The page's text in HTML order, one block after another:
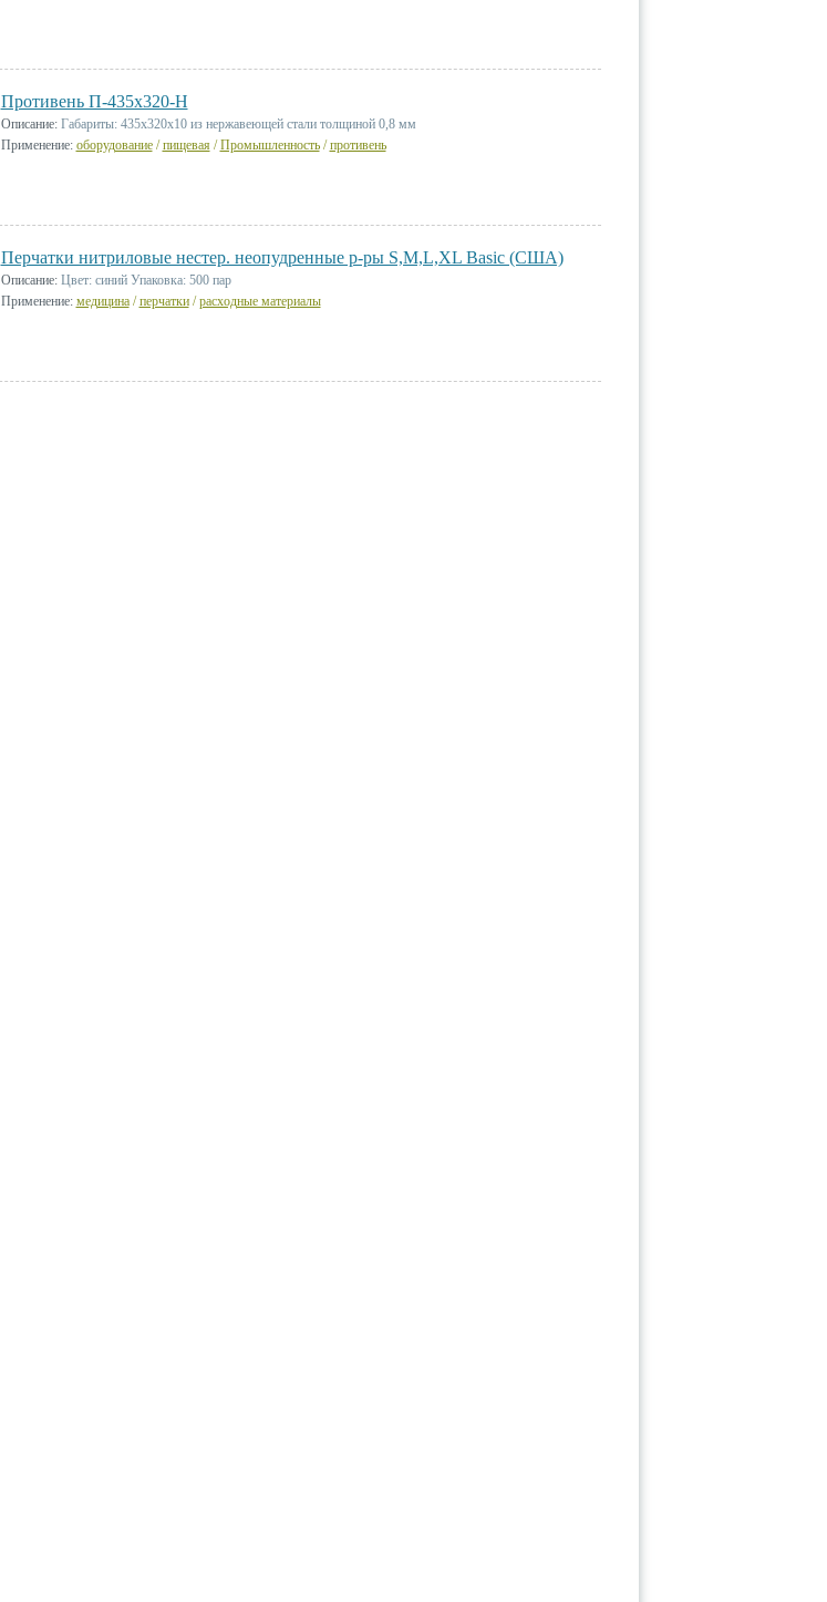
Противень П-435х320-Н
Описание:Габариты: 435х320х10 из нержавеющей стали толщиной 0,8 мм
Применение: оборудование/пищевая/Промышленность/противень
Перчатки нитриловые нестер. неопудренные p-ры S,M,L,XL Basic (США)
Описание:Цвет: синий Упаковка: 500 пар
Применение: медицина/перчатки/расходные материалы